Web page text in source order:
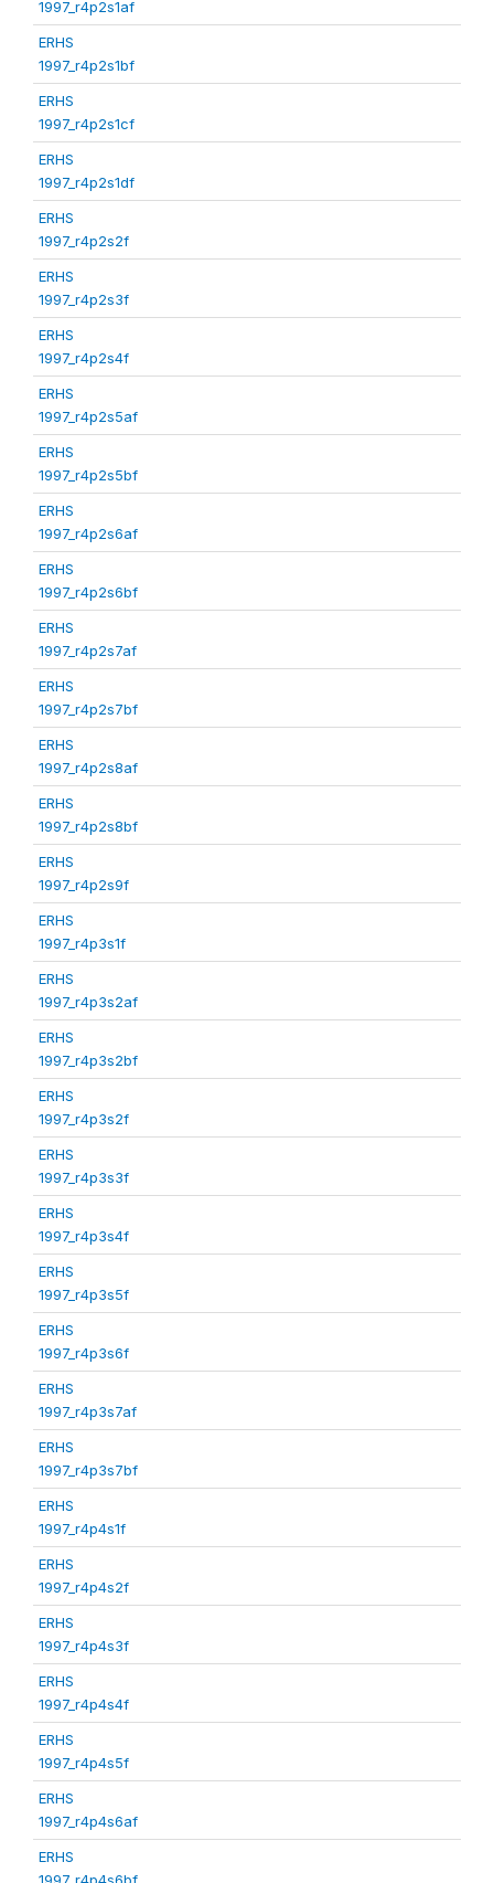
1997_r4p2s1af
ERHS
1997_r4p2s1bf
ERHS
1997_r4p2s1cf
ERHS
1997_r4p2s1df
ERHS
1997_r4p2s2f
ERHS
1997_r4p2s3f
ERHS
1997_r4p2s4f
ERHS
1997_r4p2s5af
ERHS
1997_r4p2s5bf
ERHS
1997_r4p2s6af
ERHS
1997_r4p2s6bf
ERHS
1997_r4p2s7af
ERHS
1997_r4p2s7bf
ERHS
1997_r4p2s8af
ERHS
1997_r4p2s8bf
ERHS
1997_r4p2s9f
ERHS
1997_r4p3s1f
ERHS
1997_r4p3s2af
ERHS
1997_r4p3s2bf
ERHS
1997_r4p3s2f
ERHS
1997_r4p3s3f
ERHS
1997_r4p3s4f
ERHS
1997_r4p3s5f
ERHS
1997_r4p3s6f
ERHS
1997_r4p3s7af
ERHS
1997_r4p3s7bf
ERHS
1997_r4p4s1f
ERHS
1997_r4p4s2f
ERHS
1997_r4p4s3f
ERHS
1997_r4p4s4f
ERHS
1997_r4p4s5f
ERHS
1997_r4p4s6af
ERHS
1997_r4p4s6bf